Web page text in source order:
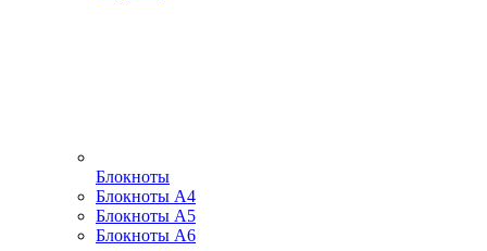
Блокноты
Блокноты А4
Блокноты А5
Блокноты А6